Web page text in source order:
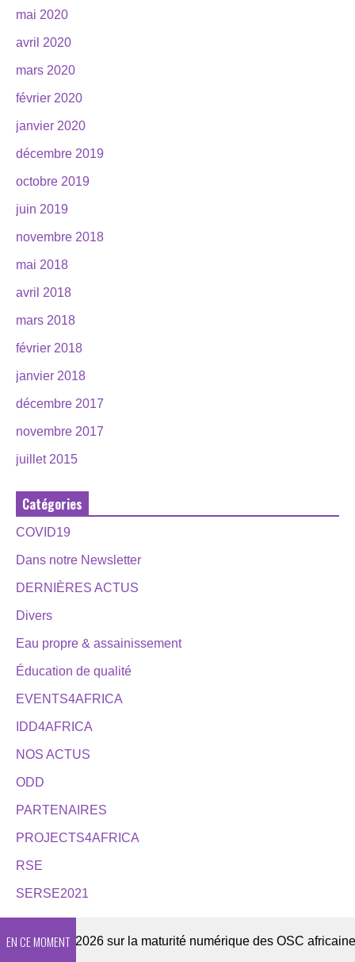
mai 2020
avril 2020
mars 2020
février 2020
janvier 2020
décembre 2019
octobre 2019
juin 2019
novembre 2018
mai 2018
avril 2018
mars 2018
février 2018
janvier 2018
décembre 2017
novembre 2017
juillet 2015
Catégories
COVID19
Dans notre Newsletter
DERNIÈRES ACTUS
Divers
Eau propre & assainissement
Éducation de qualité
EVENTS4AFRICA
IDD4AFRICA
NOS ACTUS
ODD
PARTENAIRES
PROJECTS4AFRICA
RSE
SERSE2021
EN CE MOMENT2026 sur la maturité numérique des OSC africaines